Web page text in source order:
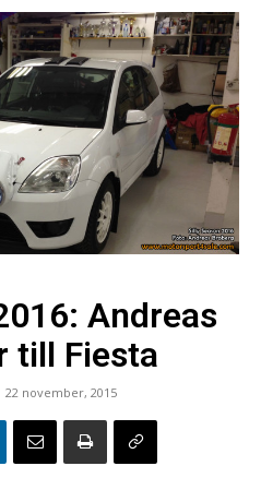
Andreas
till Fiesta
22 november, 2015